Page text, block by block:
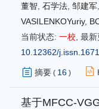
董智 石学法 邹建军
VASILENKOYuriy,
当前状态: 一校 最新
10.12362/
摘要 ( 16 )
基于MFCC-